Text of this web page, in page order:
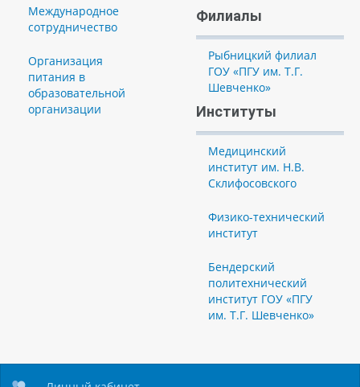
Международное
сотрудничество
Организация
питания в
образовательной
организации
Филиалы
Рыбницкий филиал
ГОУ «ПГУ им. Т.Г.
Шевченко»
Институты
Медицинский
институт им. Н.В.
Склифосовского
Физико-технический
институт
Бендерский
политехнический
институт ГОУ «ПГУ
им. Т.Г. Шевченко»